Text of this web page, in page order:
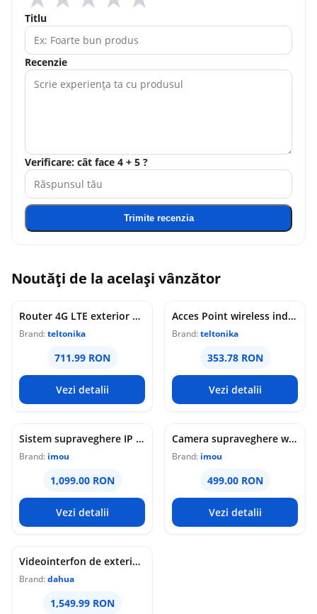
Titlu
Recenzie
Verificare: cât face 4 + 5 ?
Trimite recenzia
Noutăți de la același vânzător
Router 4G LTE exterior Teltonika OTD144, WiFi, Cat 4, 150 Mbps, 2x porturi Ethernet, dual SIM, PoE, management de la distanta
Brand:teltonika
711.99 RON
Vezi detalii
Acces Point wireless industrial Teltonika DAP145, RS485, WiFi 4, Mesh, STA, 1x antena RP-SMA, 2x LAN 10/100 Mbps, PoE pasiv, sina DIN
Brand:teltonika
353.78 RON
Vezi detalii
Sistem supraveghere IP WiFi 6 cu panou solar Imou Full Color AOV AIR 2, 2 camere, 5MP, slot card, microfon/difuzor, IR/lumina alba 15m, 5000mAh, detectie om/vehicul, sirena
Brand: imou
1,099.00 RON
Vezi detalii
Camera supraveghere wireless IP PT Imou Titan Pro 4G LTE Active Deterrence IPC-U7LP-6T0T, 6 MP, 3.6 mm, IR 30 m, microfon si difuzor, slot card, night vision color, auto-tracking, detectie miscare, alarma, PoE
Brand: imou
499.00 RON
Vezi detalii
Videointerfon de exterior IP WiFi Dahua VTO6631QB-WP, 2MP, ecran 5 inch, acces prin PIN/recunoastere faciala/card/Bluetooth, slot card, microfon/difuzor, PoE
Brand:dahua
1,549.99 RON